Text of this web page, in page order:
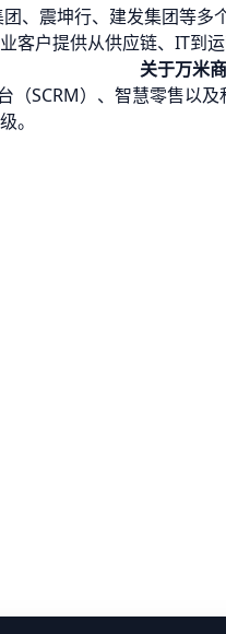
、震坤行、建发集团等
户提供从供应链、IT到运
关于万米
SCRM）、智慧零售以
。